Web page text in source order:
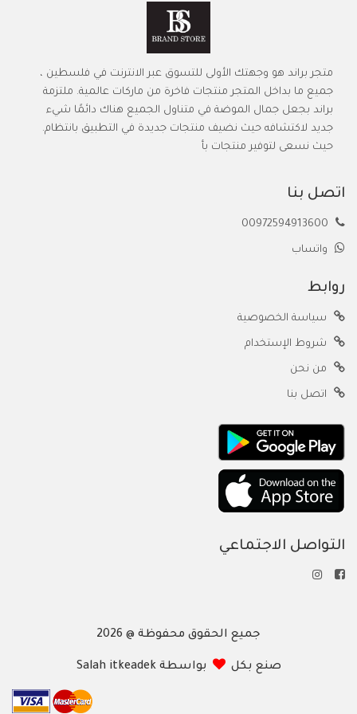
متجر براند هو وجهتك الأولى للتسوق عبر الانترنت في فلسطين ،
جميع ما بداخل المتجر منتجات فاخرة من ماركات عالمية. ملتزمة
براند بجعل جمال الموضة في متناول الجميع هناك دائمًا شيء
جديد لاكتشافه حيث نضيف منتجات جديدة في التطبيق بانتظام.
حيث نسعى لتوفير منتجات بأ
اتصل بنا
واتساب
روابط
سياسة الخصوصية
شروط الإستخدام
من نحن
اتصل بنا
التواصل الاجتماعي
جميع الحقوق محفوظة @ 2026
صنع بكل بواسطة Salah itkeadek